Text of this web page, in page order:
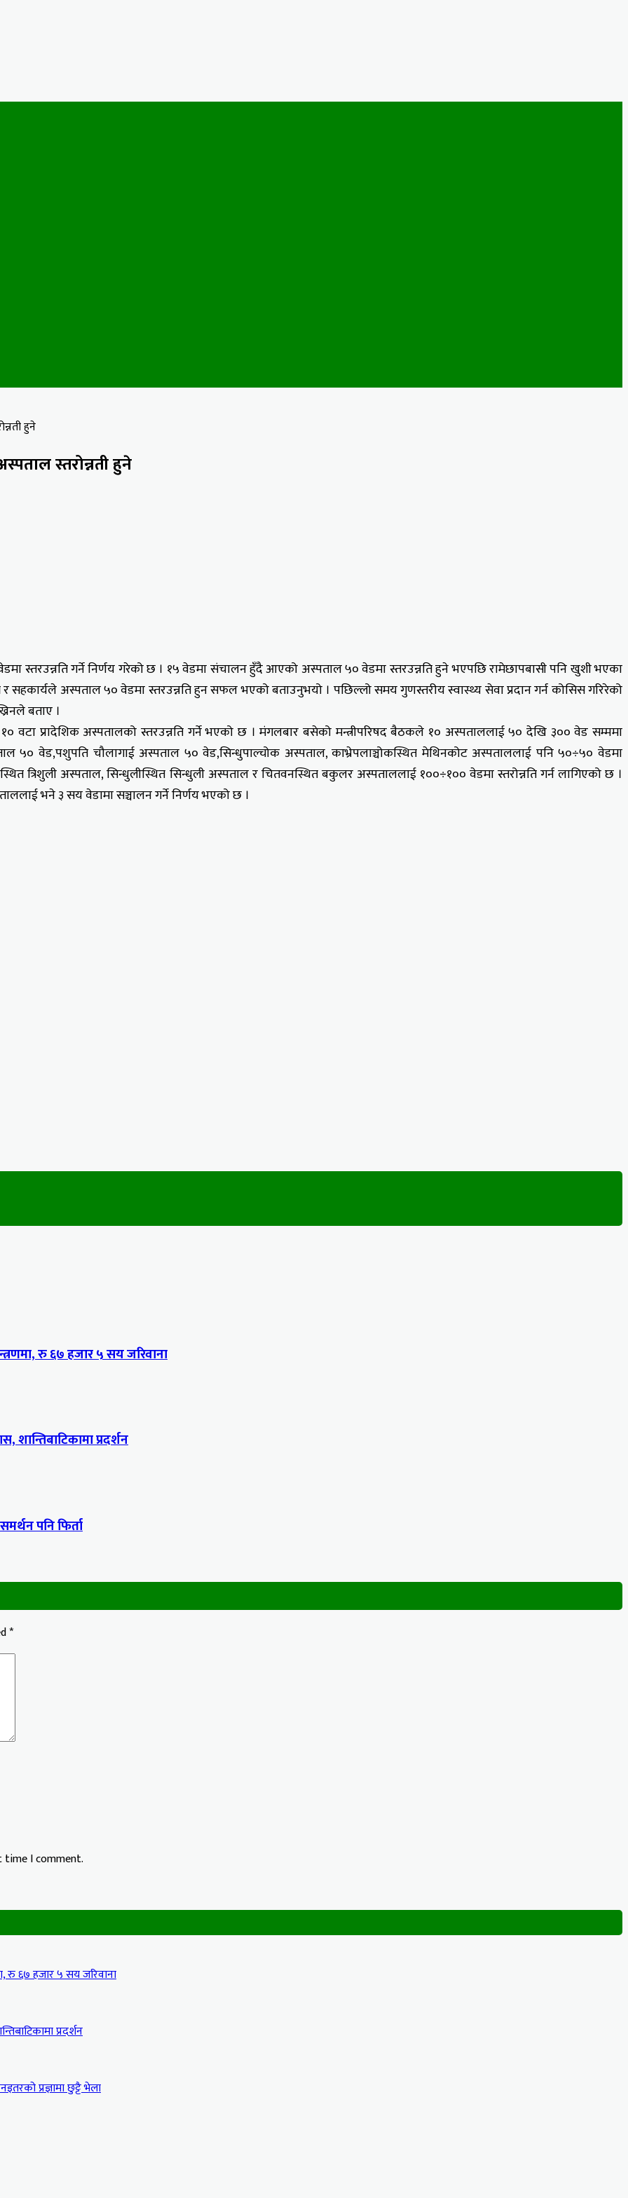
हुने
स्तरोन्नती हुने
स्तरउन्नति गर्ने निर्णय गरेको छ । १५ वेडमा संचालन हुँदै आएको अस्पताल ५० वेडमा स्तरउन्नति हुने भएपछि रामेछापबासी पनि खुशी भएका
अस्पताल ५० वेडमा स्तरउन्नति हुन सफल भएको बताउनुभयो । पछिल्लो समय गुणस्तरीय स्वास्थ्य सेवा प्रदान गर्न कोसिस गरिरेको
बताए ।
वटा प्रादेशिक अस्पतालको स्तरउन्नति गर्ने भएको छ । मंगलबार बसेको मन्त्रीपरिषद बैठकले १० अस्पताललाई ५० देखि ३०० वेड सम्ममा
५० वेड,पशुपति चौलागाई अस्पताल ५० वेड,सिन्धुपाल्चोक अस्पताल, काभ्रेपलाञ्चोकस्थित मेथिनकोट अस्पताललाई पनि ५०÷५० वेडमा
त्रिशुली अस्पताल, सिन्धुलीस्थित सिन्धुली अस्पताल र चितवनस्थित बकुलर अस्पताललाई १००÷१०० वेडमा स्तरोन्नति गर्न लागिएको छ ।
भने ३ सय वेडामा सञ्चालन गर्ने निर्णय भएको छ ।
रु ६७ हजार ५ सय जरिवाना
शान्तिबाटिकामा प्रदर्शन
पनि फिर्ता
*
time I comment.
रु ६७ हजार ५ सय जरिवाना
प्रदर्शन
प्रज्ञामा छुट्टै भेला